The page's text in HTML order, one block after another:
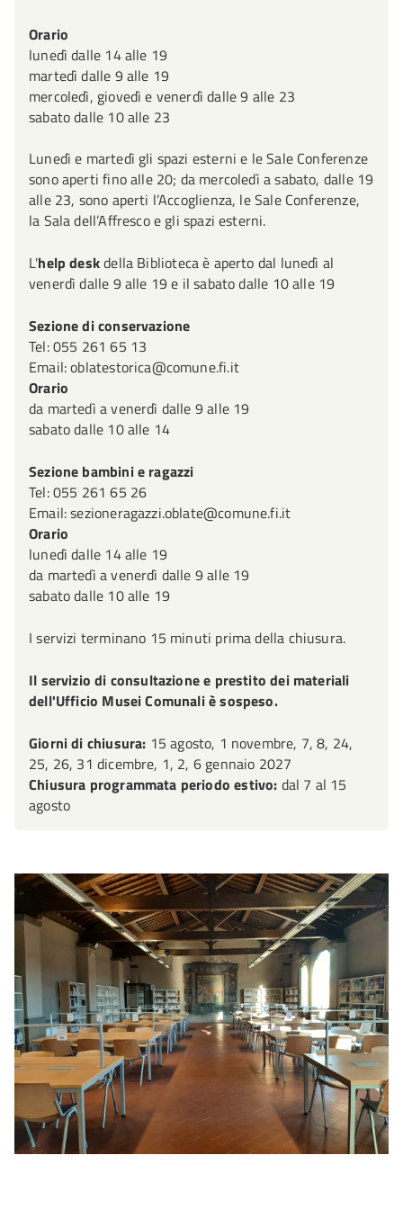
Arte e creatività
La raccolta comprende le sezioni: Storia dell'arte,
Architettura e urbanistica, Scultura, Disegno, Pittura,
arredamento.
La collezione traccia il percorso della storia dell'arte
nelle sue varie forme espressive, in relazione ai singoli
notevole corredo iconografico, sono tesi a coprire le
esigenze di studio e di ricerca attraverso studi descrittivi,
Cinema e spettacolo
La raccolta comprende le sezioni: Cinema, Teatro e
spettacolo, Danza. La raccolta di DVD è divisa nelle
La raccolta di DVD si propone di offrire una collezione
rappresentativa della storia del cinema includendo le
produzioni dei maggiori registi italiani e stranieri, dei
generi e degli attori più significativi. La raccolta dedica
particolare attenzione al cinema contemporaneo e
d'autore di tutti i generi cinematografici. La collezione
riferimento al contesto socio culturale. Le opere
monografiche soddisfano le esigenze informative,
documentarie e di studio attraverso testi propedeutici,
sulle scuole di cinema e di teatro. Le opere
interdisciplinari analizzano i sistemi ed i contenuti visivi
e le loro correlazioni tenendo conto della molteplicità dei
destinatari.
N.I.C.E.donato, nell’ambito del progettoVideo
Library alle Oblate, dall’Associazione Culturale New
Italian Cinema Events.
Civiltà e progresso
La raccolta comprende le sezioni: Psicologia, Filosofia,
Religione, Storia e preistoria, Archeologia.
In ogni sezione si trovano una o più opere di storia della
disciplina stessa, opere storiografiche, di
approfondimento e manuali. I testi coprono i singoli
autori principali così come le principali correnti.
Orario
lunedì dalle 14 alle 19
martedì dalle 9 alle 19
mercoledì, giovedì e venerdì dalle 9 alle 23
sabato dalle 10 alle 23
Lunedì e martedì gli spazi esterni e le Sale Conferenze
sono aperti fino alle 20; da mercoledì a sabato, dalle 19
alle 23, sono aperti l’Accoglienza, le Sale Conferenze,
la Sala dell’Affresco e gli spazi esterni.
L'help deskdella Biblioteca è aperto dal lunedì al
venerdì dalle 9 alle 19 e il sabato dalle 10 alle 19
Sezione di conservazione
Tel: 055 261 65 13
Email: oblatestorica@comune.fi.it
Orario
da martedì a venerdì dalle 9 alle 19
sabato dalle 10 alle 14
Sezione bambini e ragazzi
Tel: 055 261 65 26
Email: sezioneragazzi.oblate@comune.fi.it
Orario
lunedì dalle 14 alle 19
da martedì a venerdì dalle 9 alle 19
sabato dalle 10 alle 19
I servizi terminano 15 minuti prima della chiusura.
Il servizio di consultazione e prestito dei materiali
dell'Ufficio Musei Comunali è sospeso.
Giorni di chiusura: 15 agosto, 1 novembre, 7, 8, 24,
25, 26, 31 dicembre, 1, 2, 6 gennaio 2027
Chiusura programmata periodo estivo: dal 7 al 15
agosto